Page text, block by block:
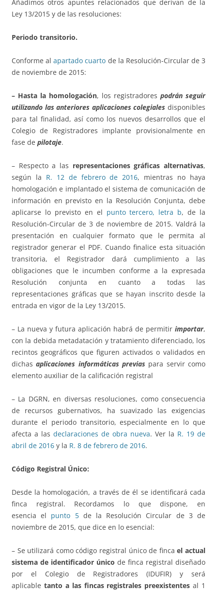
Añadimos otros apuntes relacionados que derivan de la
Ley 13/2015 y de las resoluciones:
Periodo transitorio.
Conforme alapartado cuarto de la Resolución-Circular de 3
de noviembre de 2015:
– Hasta la homologación, los registradores podrán seguir
utilizando las anteriores aplicaciones colegiales disponibles
para tal finalidad, así como los nuevos desarrollos que el
Colegio de Registradores implante provisionalmente en
fase de pilotaje.
– Respecto a las representaciones gráficas alternativas,
según la R. 12 de febrero de 2016, mientras no haya
homologación e implantado el sistema de comunicación de
información en previsto en la Resolución Conjunta, debe
aplicarse lo previsto en el punto tercero, letra b, de la
Resolución-Circular de 3 de noviembre de 2015. Valdrá la
presentación en cualquier formato que le permita al
registrador generar el PDF. Cuando finalice esta situación
transitoria, el Registrador dará cumplimiento a las
obligaciones que le incumben conforme a la expresada
Resolución conjunta en cuanto a todas las
representaciones gráficas que se hayan inscrito desde la
entrada en vigor de la Ley 13/2015.
– La nueva y futura aplicación habrá de permitir importar,
con la debida metadatación y tratamiento diferenciado, los
recintos geográficos que figuren activados o validados en
dichasaplicaciones informáticas previas para servir como
elemento auxiliar de la calificación registral
– La DGRN, en diversas resoluciones, como consecuencia
de recursos gubernativos, ha suavizado las exigencias
durante el periodo transitorio, especialmente en lo que
afecta a las declaraciones de obra nueva. Ver la R. 19 de
abril de 2016 y la R. 8 de febrero de 2016.
Código Registral Único:
Desde la homologación, a través de él se identificará cada
finca registral. Recordamos lo que dispone, en
esencia el punto 5de la Resolución Circular de 3 de
noviembre de 2015, que dice en lo esencial:
– Se utilizará como código registral único de fincael actual
sistema de identificador único de finca registral diseñado
por el Colegio de Registradores (IDUFIR) y será
aplicable tanto a las fincas registrales preexistentes al 1